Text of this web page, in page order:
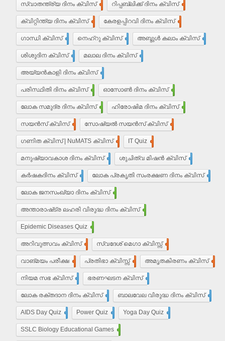
സ്വാതന്ത്ര്യ ദിനം ക്വിസ് റിപ്പബ്ലിക്ക് ദിനം ക്വിസ്
ക്വിറ്റിന്ത്യ ദിനം ക്വിസ് കേരളപ്പിറവി ദിനം ക്വിസ്
ഗാന്ധി ക്വിസ് നെഹ്‌റു ക്വിസ് അബ്ദുൾ കലാം ക്വിസ്
ശിശുദിന ക്വിസ് മലാല ദിനം ക്വിസ്
അയ്യൻ‌കാളി ദിനം ക്വിസ്
പരിസ്ഥിതി ദിനം ക്വിസ് ഓസോൺ ദിനം ക്വിസ്
ലോക സമുദ്ര ദിനം ക്വിസ് ഹിരോഷിമ ദിനം ക്വിസ്
സയൻസ് ക്വിസ് സോഷ്യൽ സയൻസ് ക്വിസ്
ഗണിത ക്വിസ് | NuMATS ക്വിസ് IT Quiz
മനുഷ്യാവകാശ ദിനം ക്വിസ് ശുചിത്വ മിഷന്‍ ക്വിസ്
കർഷകദിനം ക്വിസ് ലോക പ്രകൃതി സംരക്ഷണ ദിനം ക്വിസ്
ലോക ജനസംഖ്യാ ദിനം ക്വിസ്
അന്താരാഷ്‌ട്ര ലഹരി വിരുദ്ധ ദിനം ക്വിസ്
Epidemic Diseases Quiz
അറിവുത്സവം ക്വിസ് സ്വദേശ് മെഗാ ക്വിസ്സ്
വാങ്മയം പരീക്ഷ പ്രതിഭാ ക്വിസ്സ് അമൃതകിരണം ക്വിസ്
നിയമ സഭ ക്വിസ് ഭരണഘടന ക്വിസ്
ലോക രക്തദാന ദിനം ക്വിസ് ബാലവേല വിരുദ്ധ ദിനം ക്വിസ്
AIDS Day Quiz Power Quiz Yoga Day Quiz
SSLC Biology Educational Games